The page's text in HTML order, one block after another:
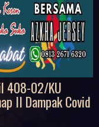
408-02/KU
II Dampak Covid